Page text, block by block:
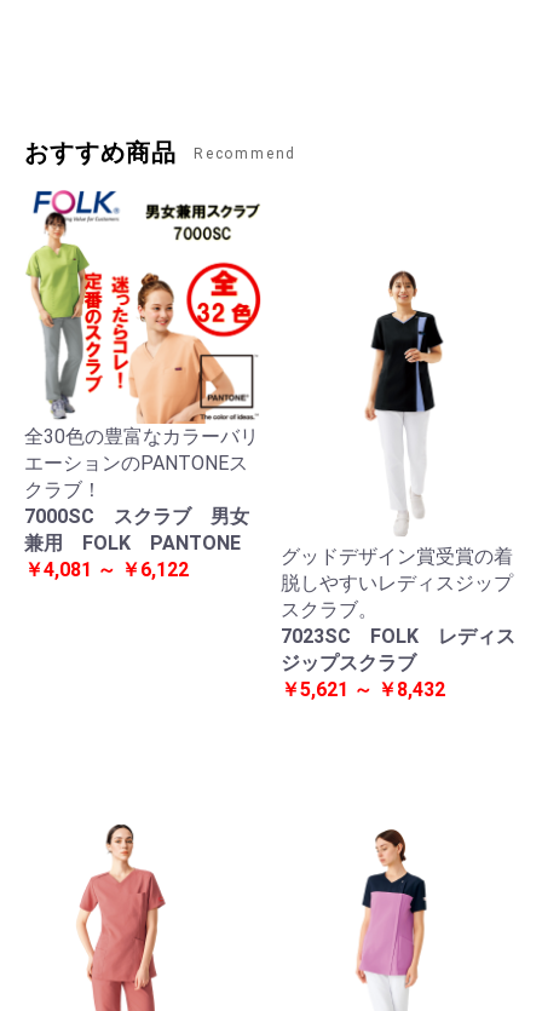
おすすめ商品 Recommend
全30色の豊富なカラーバリ
エーションのPANTONEス
クラブ！
7000SC スクラブ 男女
兼用 FOLK PANTONE
￥4,081 ～ ￥6,122
グッドデザイン賞受賞の着
脱しやすいレディスジップ
スクラブ。
7023SC FOLK レディス
ジップスクラブ
￥5,621 ～ ￥8,432